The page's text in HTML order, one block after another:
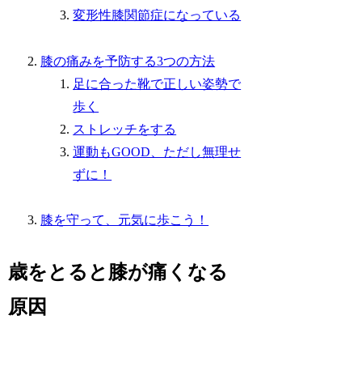
変形性膝関節症になっている
膝の痛みを予防する3つの方法
足に合った靴で正しい姿勢で
歩く
ストレッチをする
運動もGOOD、ただし無理せ
ずに！
膝を守って、元気に歩こう！
歳をとると膝が痛くなる
原因